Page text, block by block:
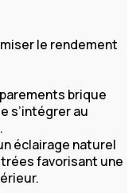
le rendement
brique
s’intégrer au
éclairage naturel
favorisant une